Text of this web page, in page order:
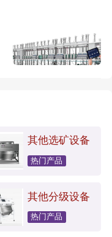
其他选矿设备
热门产品
其他分级设备
热门产品